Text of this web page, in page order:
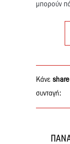
μπορούν
Κάνε share
συνταγή: